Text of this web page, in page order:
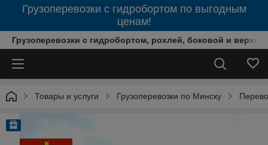
Грузоперевозки с гидробортом по выгодным
ценам!
Грузоперевозки с гидробортом, рохлей, боковой и
Товары и услуги Грузоперевозки по Минску